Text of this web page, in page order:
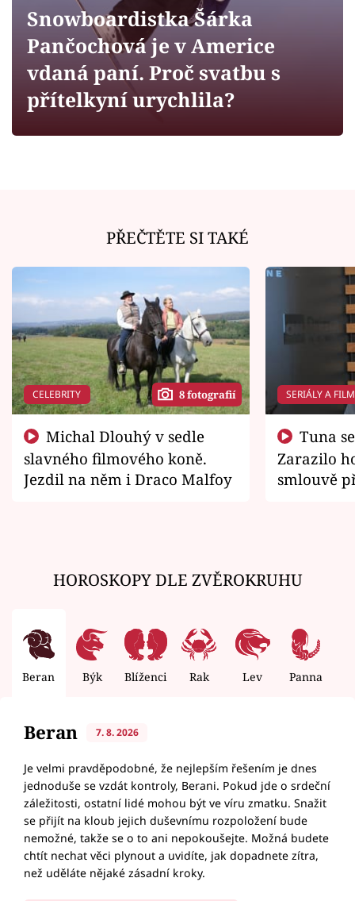
Sledujte prima+
Filmový festival Karlovy Vary
Sledujte nás
Snowboardistka Šárka
Pančochová je v Americe
vdaná paní. Proč svatbu s
přítelkyní urychlila?
PŘEČTĚTE SI TAKÉ
CELEBRITY 8 fotografií
slavného filmového koně.
Jezdil na něm i Draco Malfoy
SERIÁLY A
Zarazilo
smlouvě
HOROSKOPY DLE ZVĚROKRUHU
Beran Býk Blíženci Rak Lev Panna
Beran 7. 8. 2026
Je velmi pravděpodobné, že nejlepším řešením je dnes
jednoduše se vzdát kontroly, Berani. Pokud jde o srdeční
záležitosti, ostatní lidé mohou být ve víru zmatku. Snažit
se přijít na kloub jejich duševnímu rozpoložení bude
nemožné, takže se o to ani nepokoušejte. Možná budete
chtít nechat věci plynout a uvidíte, jak dopadnete zítra,
než uděláte nějaké zásadní kroky.